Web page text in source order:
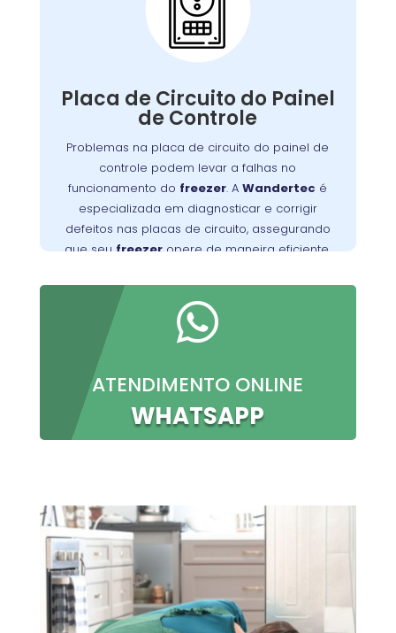
Placa de Circuito do Painel
de Controle
Problemas na placa de circuito do painel de
controle podem levar a falhas no
funcionamento do freezer. AWandertec é
especializada em diagnosticar e corrigir
defeitos nas placas de circuito, assegurando
que seufreezeropere de maneira eficiente.
Placa de Circuito do
Painel de Controle:
A placa de circuito do painel de controle
gerencia as funções do
freezer
Defeitos nessa
placa podem resultar em problemas com o
controle de temperatura e outros mau
funcionamentos
. Os técnicos da
Wandertec
no Tatuquara são especializados em identificar
e corrigir falhas nas placas de circuito,
garantindo que seu
freezer
opere de forma
confiável e eficiente.

ATENDIMENTO ONLINE
WHATSAPP